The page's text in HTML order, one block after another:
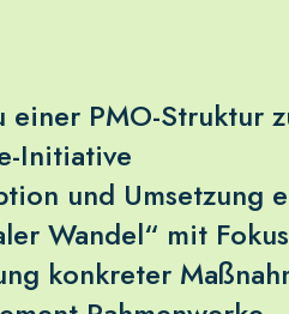
einer PMO-Struktur
Initiative
und Umsetzung
Wandel“ mit
konkreter